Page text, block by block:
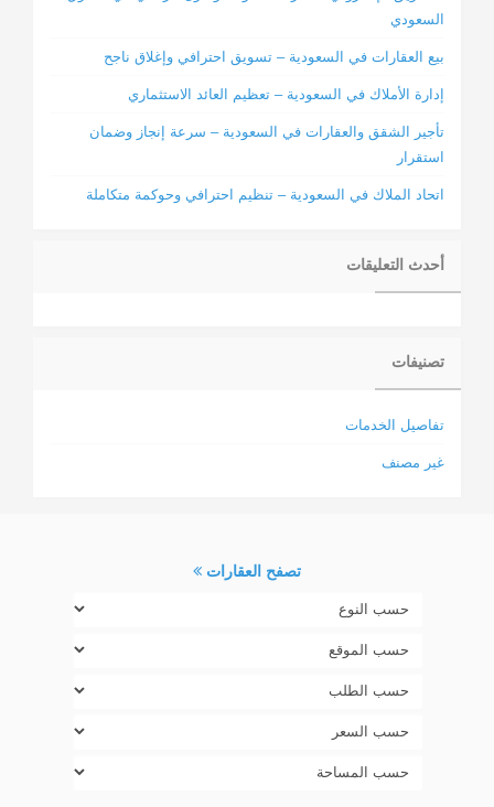
السعودي
بيع العقارات في السعودية – تسويق احترافي وإغلاق ناجح
إدارة الأملاك في السعودية – تعظيم العائد الاستثماري
تأجير الشقق والعقارات في السعودية – سرعة إنجاز وضمان
استقرار
اتحاد الملاك في السعودية – تنظيم احترافي وحوكمة متكاملة
أحدث التعليقات
تصنيفات
تفاصيل الخدمات
غير مصنف
تصفح العقارات